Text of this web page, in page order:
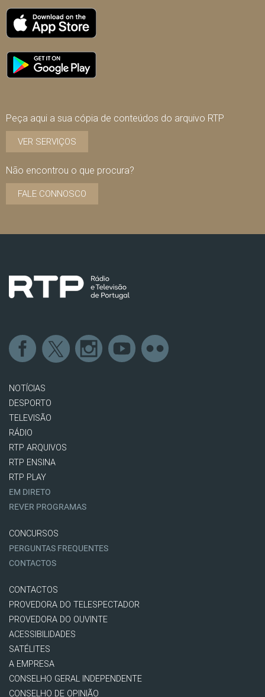
Peça aqui a sua cópia de conteúdos do arquivo RTP
VER SERVIÇOS
Não encontrou o que procura?
FALE CONNOSCO
NOTÍCIAS
DESPORTO
TELEVISÃO
RÁDIO
RTP ARQUIVOS
RTP ENSINA
RTP PLAY
EM DIRETO
REVER PROGRAMAS
CONCURSOS
PERGUNTAS FREQUENTES
CONTACTOS
CONTACTOS
PROVEDORA DO TELESPECTADOR
PROVEDORA DO OUVINTE
ACESSIBILIDADES
SATÉLITES
A EMPRESA
CONSELHO GERAL INDEPENDENTE
CONSELHO DE OPINIÃO